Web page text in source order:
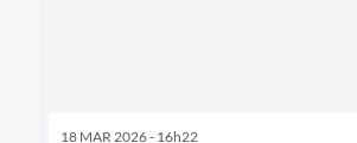
18 MAR 2026 - 16h22